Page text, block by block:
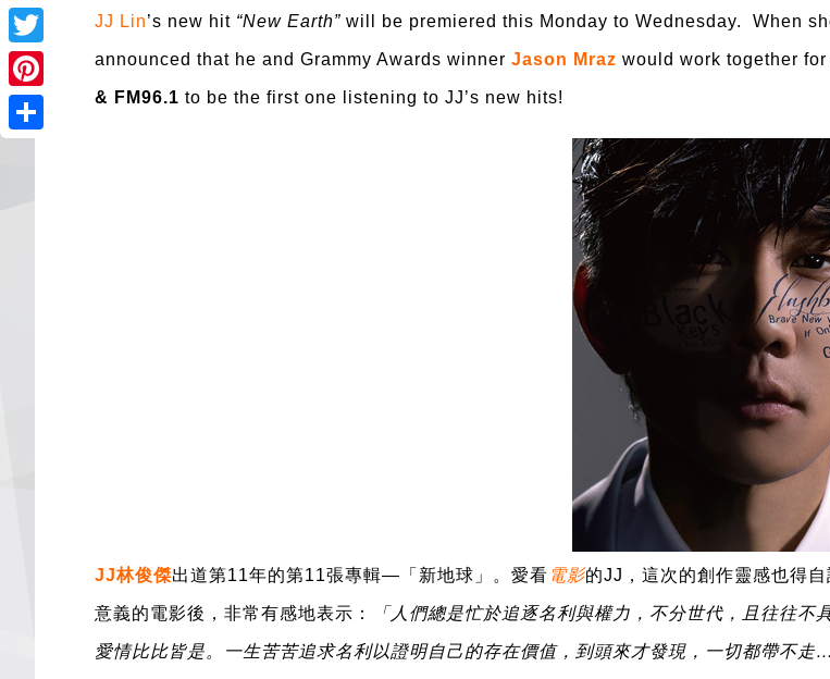
Facebook
Twitter
Pinterest
JJ Lin’s new hit “New Earth” will be premiered this Monday to Wednesday. When
announced that he and Grammy Awards winner Jason Mraz would work together
& FM96.1 to be the first one listening to JJ’s new hits!
JJ林俊傑出道第11年的第11張專輯—「新地球」。愛看 電影的JJ，這次的創作靈感也得
意義的電影後，非常有感地表示： 「人們總是忙於追逐名利與權力，不分世代，且往往
愛情比比皆是。一生苦苦追求名利以證明自己的存在價值，到頭來才發現，一切都帶不走